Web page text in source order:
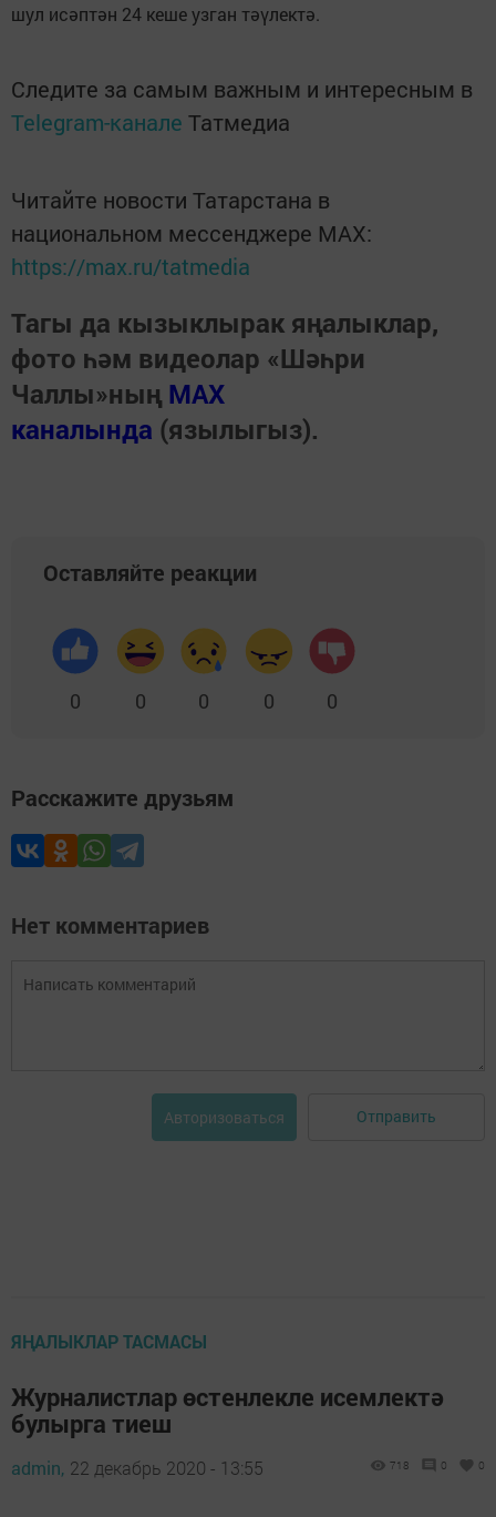
шул исәптән 24 кеше узган тәүлектә.
Следите за самым важным и интересным в
Telegram-канале Татмедиа
Читайте новости Татарстана в
национальном мессенджере MАХ:
https://max.ru/tatmedia
Тагы да кызыклырак яңалыклар,
фото һәм видеолар «Шәһри
Чаллы»ның MAX
каналында (язылыгыз).
Оставляйте реакции
0 0 0 0 0
Расскажите друзьям
Нет комментариев
Авторизоваться Отправить
ЯҢАЛЫКЛАР ТАСМАСЫ
Журналистлар өстенлекле исемлектә
булырга тиеш
admin, 22 декабрь 2020 - 13:55 718 0 0